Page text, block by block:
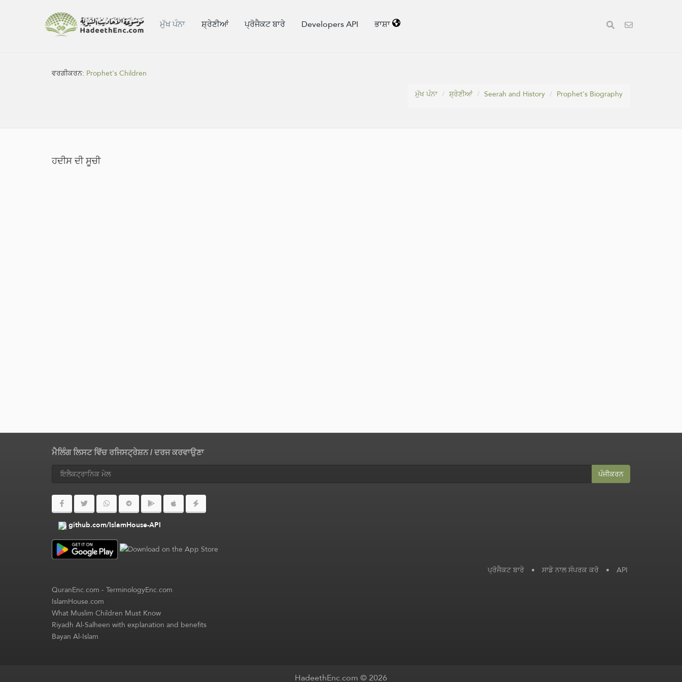
ਮੁੱਖ ਪੰਨਾ ਸ਼੍ਰੇਣੀਆਂ ਪ੍ਰੋਜੈਕਟ ਬਾਰੇ Developers API ਭਾਸ਼ਾ
ਵਰਗੀਕਰਨ: Prophet's Children
ਮੁੱਖ ਪੰਨਾ
ਸ਼੍ਰੇਣੀਆਂ Seerah and History Prophet's Biography
ਹਦੀਸ ਦੀ ਸੂਚੀ
ਮੈਲਿੰਗ ਲਿਸਟ ਵਿੱਚ ਰਜਿਸਟ੍ਰੇਸ਼ਨ / ਦਰਜ ਕਰਵਾਉਣਾ
ਪੰਜੀਕਰਨ
github.com/IslamHouse-API
ਪ੍ਰੋਜੈਕਟ ਬਾਰੇ • ਸਾਡੇ ਨਾਲ ਸੰਪਰਕ ਕਰੋ • API
QuranEnc.com-TerminologyEnc.com
IslamHouse.com
What Muslim Children Must Know
Riyadh Al-Salheen with explanation and benefits
Bayan Al-Islam
HadeethEnc.com © 2026